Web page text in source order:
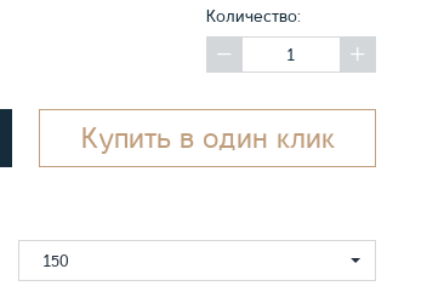
Количество:
Купить в один клик
150